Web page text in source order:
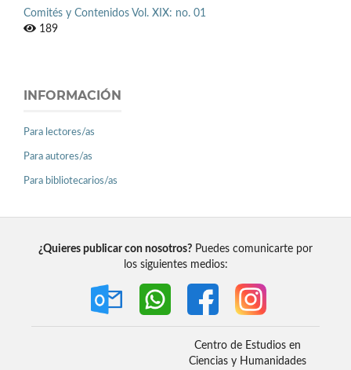
Comités y Contenidos Vol. XIX: no. 01
189
INFORMACIÓN
Para lectores/as
Para autores/as
Para bibliotecarios/as
¿Quieres publicar con nosotros? Puedes comunicarte por
los siguientes medios:
Centro de Estudios en
Ciencias y Humanidades